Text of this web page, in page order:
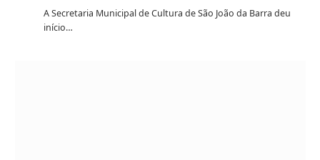
A Secretaria Municipal de Cultura de São João da Barra deu
início…